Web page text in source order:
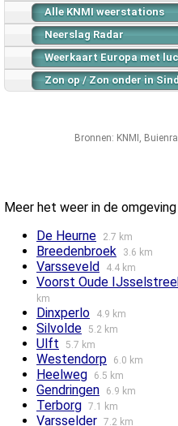
Alle KNMI weerstations
Neerslag Radar
Weerkaart Europa met
Zon op / Zon onder in
Bronnen: KNMI ,
Meer het weer in de
De Heurne
2.7 km
Breedenbroek 3.6 km
Varsseveld 4.4 km
Voorst Oude
km
Dinxperlo 4.9 km
Silvolde 5.2 km
Ulft 5.7 km
Westendorp 6.0 km
Heelweg 6.5 km
Gendringen 6.9 km
Terborg 7.1 km
Varsselder 7.2 km